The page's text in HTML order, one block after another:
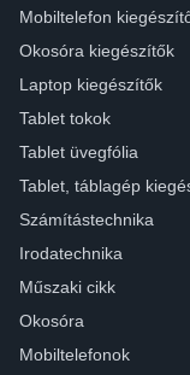
Mobiltelefon
Okosóra kiegészítők
Laptop kiegészítők
Tablet tokok
Tablet üvegfólia
Tablet, táblagép
Számítástechnika
Irodatechnika
Műszaki cikk
Okosóra
Mobiltelefonok